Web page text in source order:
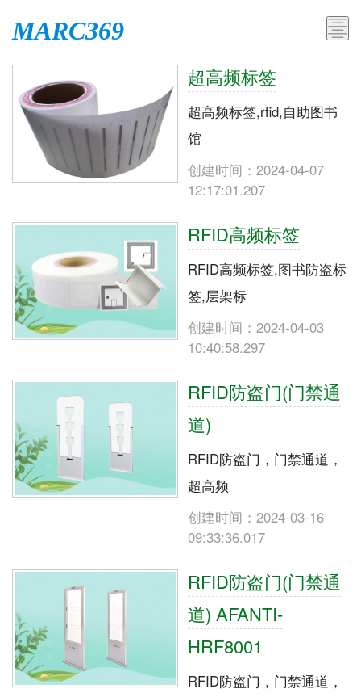
MARC369
超高频标签
超高频标签,rfid,自助图书
馆
创建时间：2024-04-07
12:17:01.207
RFID高频标签
RFID高频标签,图书防盗标
签,层架标
创建时间：2024-04-03
10:40:58.297
RFID防盗门(门禁通
道)
RFID防盗门，门禁通道，
超高频
创建时间：2024-03-16
09:33:36.017
RFID防盗门(门禁通
道) AFANTI-
HRF8001
RFID防盗门，门禁通道，